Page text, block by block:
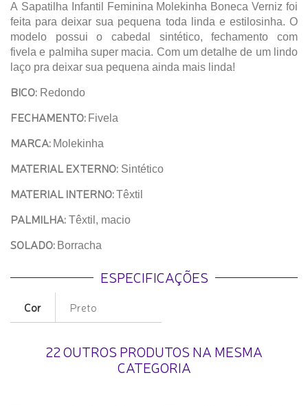
A Sapatilha Infantil Feminina Molekinha Boneca Verniz foi
feita para deixar sua pequena toda linda e estilosinha. O
modelo possui o cabedal sintético, fechamento com
fivela e palmiha super macia. Com um detalhe de um lindo
laço pra deixar sua pequena ainda mais linda!
BICO: Redondo
FECHAMENTO: Fivela
MARCA: Molekinha
MATERIAL EXTERNO: Sintético
MATERIAL INTERNO:Têxtil
PALMILHA: Têxtil, macio
SOLADO: Borracha
ESPECIFICAÇÕES
Cor Preto
22 OUTROS PRODUTOS NA MESMA
CATEGORIA